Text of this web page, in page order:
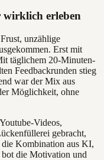
wirklich erleben
unzählige
Erst mit
täglichem 20-Minuten-
Feedbackrunden stieg
war der Mix aus
Möglichkeit, ohne
Videos,
gebracht,
die Kombination aus KI,
die Motivation und